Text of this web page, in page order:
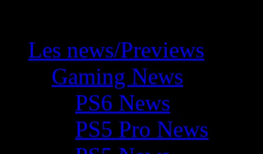
Les news/Previews
Gaming News
PS6 News
PS5 Pro News